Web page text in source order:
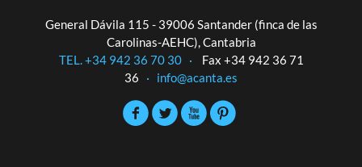
General Dávila 115 - 39006 Santander (finca de las
Carolinas-AEHC), Cantabria
TEL. +34 942 36 70 30 · Fax +34 942 36 71
36 · info@acanta.es